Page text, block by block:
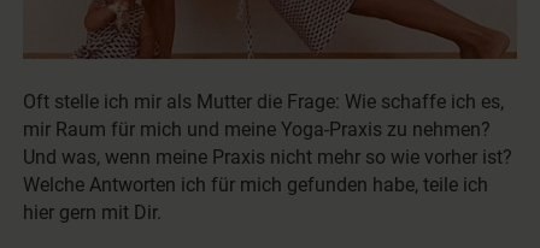
Oft stelle ich mir als Mutter die Frage: Wie schaffe ich es,
mir Raum für mich und meine Yoga-Praxis zu nehmen?
Und was, wenn meine Praxis nicht mehr so wie vorher ist?
Welche Antworten ich für mich gefunden habe, teile ich
hier gern mit Dir.